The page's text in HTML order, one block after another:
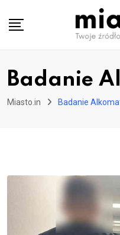
Badanie
Miasto.in Badanie